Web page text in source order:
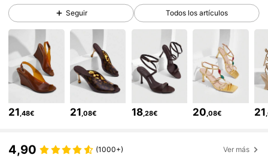
4,86 896K Seguidores
896K Seguidores
896K Seguidores
Seguir Todos los artículos
21 ,48€ 21 ,08€ 18,28€ 20 ,08€ 21
4,90 (1000+) Ver más